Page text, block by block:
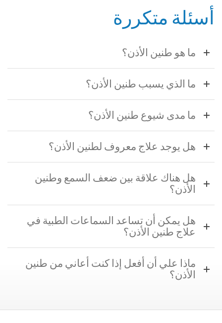
أسئلة متكررة
ما هو طنين الأذن؟
ما الذي يسبب طنين الأذن؟
ما مدى شيوع طنين الأذن؟
هل يوجد علاج معروف لطنين الأذن؟
هل هناك علاقة بين ضعف السمع وطنين
الأذن؟
هل يمكن أن تساعد السماعات الطبية في
علاج طنين الأذن؟
ماذا علي أن أفعل إذا كنت أعاني من طنين
الأذن؟